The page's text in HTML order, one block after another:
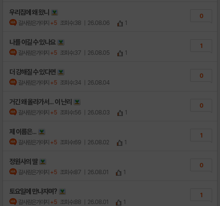
우리집에 왜 왔니
갈사람은가야지 +5 조회수:38 | 26.08.06 1
0
나를 이길 수 있나요
갈사람은가야지 +5 조회수:37 | 26.08.05 1
1
더 강해질 수 있다면
갈사람은가야지 +5 조회수:34 | 26.08.04
0
거긴 왜 올라가서... 이 난리
갈사람은가야지 +5 조회수:56 | 26.08.03 1
0
제 이름은...
갈사람은가야지 +5 조회수:69 | 26.08.02 1
1
정원사의 딸
갈사람은가야지 +5 조회수:87 | 26.08.01 1
0
토요일에 만나자며?
갈사람은가야지 +5 조회수:88 | 26.08.01 1
1